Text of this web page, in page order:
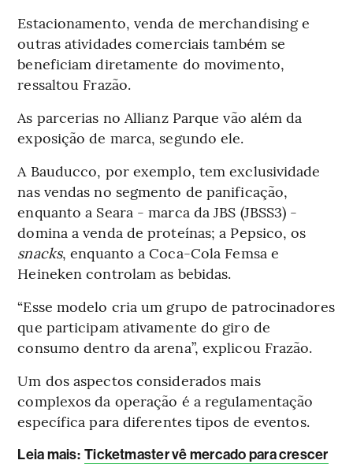
Estacionamento, venda de merchandising e
outras atividades comerciais também se
beneficiam diretamente do movimento,
ressaltou Frazão.
As parcerias no Allianz Parque vão além da
exposição de marca, segundo ele.
A Bauducco, por exemplo, tem exclusividade
nas vendas no segmento de panificação,
enquanto a Seara - marca da JBS (JBSS3) -
domina a venda de proteínas; a Pepsico, os
snacks, enquanto a Coca-Cola Femsa e
Heineken controlam as bebidas.
“Esse modelo cria um grupo de patrocinadores
que participam ativamente do giro de
consumo dentro da arena”, explicou Frazão.
Um dos aspectos considerados mais
complexos da operação é a regulamentação
específica para diferentes tipos de eventos.
Leia mais: Ticketmaster vê mercado para crescer